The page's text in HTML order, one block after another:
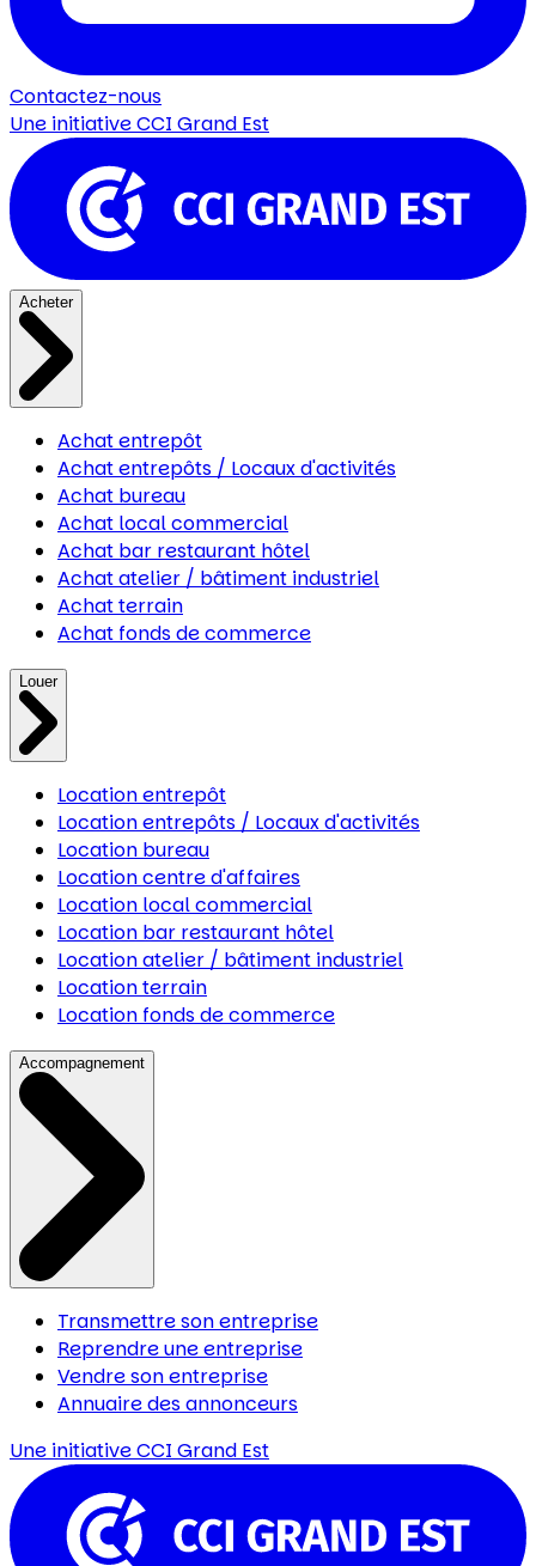
Contactez-nous
Une initiativeCCI Grand Est
Acheter
Achat entrepôt
Achat entrepôts / Locaux d'activités
Achat bureau
Achat local commercial
Achat bar restaurant hôtel
Achat atelier / bâtiment industriel
Achat terrain
Achat fonds de commerce
Louer
Location entrepôt
Location entrepôts / Locaux d'activités
Location bureau
Location centre d'affaires
Location local commercial
Location bar restaurant hôtel
Location atelier / bâtiment industriel
Location terrain
Location fonds de commerce
Accompagnement
Transmettre son entreprise
Reprendre une entreprise
Vendre son entreprise
Annuaire des annonceurs
Une initiativeCCI Grand Est